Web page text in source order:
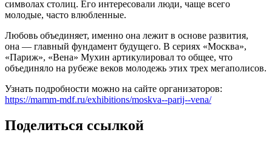
символах столиц. Его интересовали люди, чаще всего
молодые, часто влюбленные.
Любовь объединяет, именно она лежит в основе развития,
она — главный фундамент будущего. В сериях «Москва»,
«Париж», «Вена» Мухин артикулировал то общее, что
объединяло на рубеже веков молодежь этих трех мегаполисов.
Узнать подробности можно на сайте организаторов:
https://mamm-mdf.ru/exhibitions/moskva--parij--vena/
Поделиться ссылкой